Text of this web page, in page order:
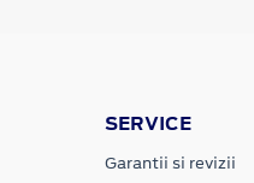
SERVICE
Garantii si revizii